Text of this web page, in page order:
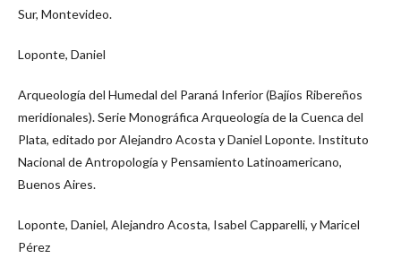
Sur, Montevideo.
Loponte, Daniel
Arqueología del Humedal del Paraná Inferior (Bajíos Ribereños
meridionales). Serie Monográfica Arqueología de la Cuenca del
Plata, editado por Alejandro Acosta y Daniel Loponte. Instituto
Nacional de Antropología y Pensamiento Latinoamericano,
Buenos Aires.
Loponte, Daniel, Alejandro Acosta, Isabel Capparelli, y Maricel
Pérez